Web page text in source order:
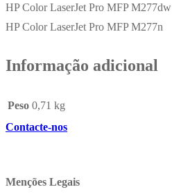
HP Color LaserJet Pro MFP M277dw
HP Color LaserJet Pro MFP M277n
Informação adicional
Peso 0,71 kg
Contacte-nos
Menções Legais